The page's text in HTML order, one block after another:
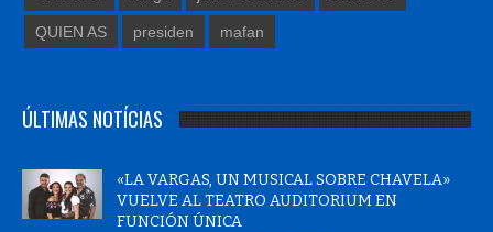
QUIEN AS presiden mafan
ÚLTIMAS NOTÍCIAS
«LA VARGAS, UN MUSICAL SOBRE CHAVELA»
VUELVE AL TEATRO AUDITORIUM EN
FUNCIÓN ÚNICA